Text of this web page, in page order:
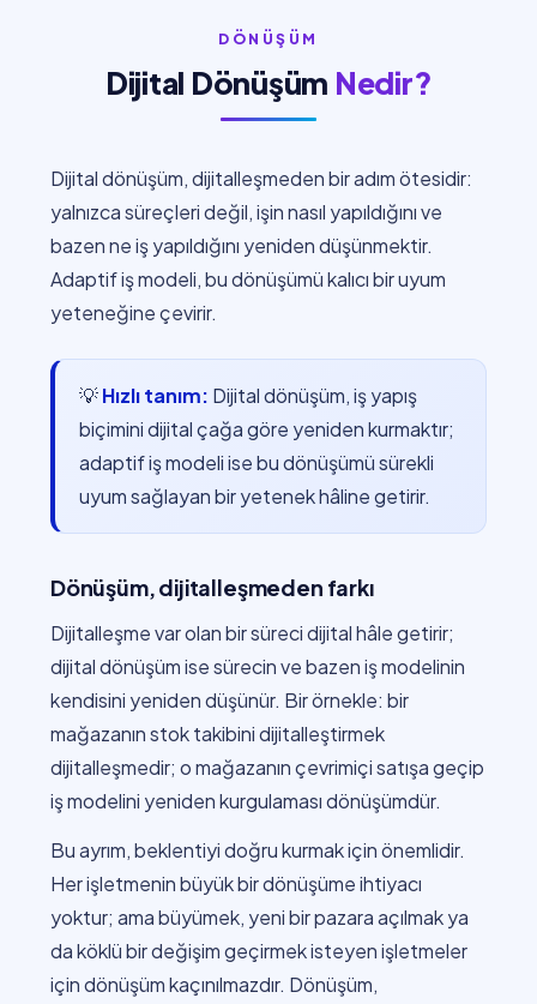
DÖNÜŞÜM
Dijital Dönüşüm Nedir?
Dijital dönüşüm, dijitalleşmeden bir adım ötesidir:
yalnızca süreçleri değil, işin nasıl yapıldığını ve
bazen ne iş yapıldığını yeniden düşünmektir.
Adaptif iş modeli, bu dönüşümü kalıcı bir uyum
yeteneğine çevirir.
💡Hızlı tanım: Dijital dönüşüm, iş yapış
biçimini dijital çağa göre yeniden kurmaktır;
adaptif iş modeli ise bu dönüşümü sürekli
uyum sağlayan bir yetenek hâline getirir.
Dönüşüm, dijitalleşmeden farkı
Dijitalleşme var olan bir süreci dijital hâle getirir;
dijital dönüşüm ise sürecin ve bazen iş modelinin
kendisini yeniden düşünür. Bir örnekle: bir
mağazanın stok takibini dijitalleştirmek
dijitalleşmedir; o mağazanın çevrimiçi satışa geçip
iş modelini yeniden kurgulaması dönüşümdür.
Bu ayrım, beklentiyi doğru kurmak için önemlidir.
Her işletmenin büyük bir dönüşüme ihtiyacı
yoktur; ama büyümek, yeni bir pazara açılmak ya
da köklü bir değişim geçirmek isteyen işletmeler
için dönüşüm kaçınılmazdır. Dönüşüm,